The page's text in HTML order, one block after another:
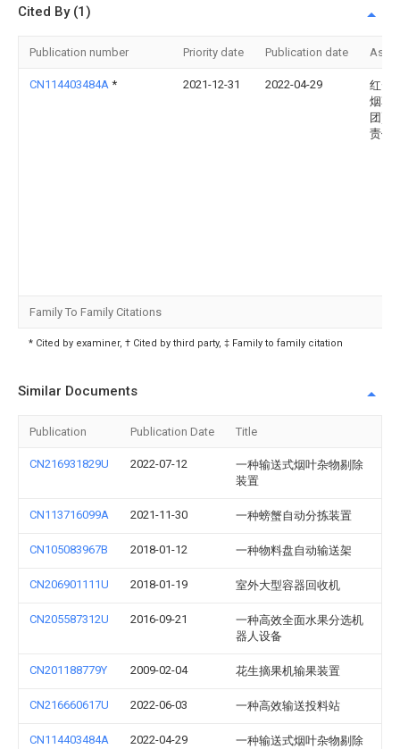
Cited By (1)
Publication number Priority date Publication date
CN114403484A * 2021-12-31 2022-04-29
红云
烟草(
团)有
责任
Family To Family Citations
* Cited by examiner, † Cited by third party, ‡ Family to family citation
Similar Documents
Publication Publication Date Title
CN216931829U 2022-07-12
一种输送式烟叶杂物剔除
装置
CN113716099A 2021-11-30 一种螃蟹自动分拣装置
CN105083967B 2018-01-12 一种物料盘自动输送架
CN206901111U 2018-01-19 室外大型容器回收机
CN205587312U 2016-09-21
一种高效全面水果分选机
器人设备
CN201188779Y 2009-02-04 花生摘果机输果装置
CN216660617U 2022-06-03 一种高效输送投料站
CN114403484A 2022-04-29
一种输送式烟叶杂物剔除